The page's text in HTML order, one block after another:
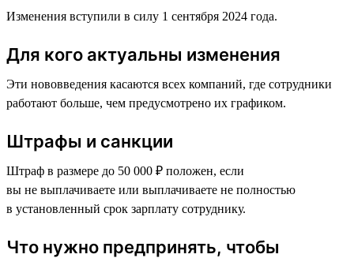
Изменения вступили в силу 1 сентября 2024 года.
Для кого актуальны изменения
Эти нововведения касаются всех компаний, где сотрудники
работают больше, чем предусмотрено их графиком.
Штрафы и санкции
Штраф в размере до 50 000 ₽ положен, если
вы не выплачиваете или выплачиваете не полностью
в установленный срок зарплату сотруднику.
Что нужно предпринять, чтобы